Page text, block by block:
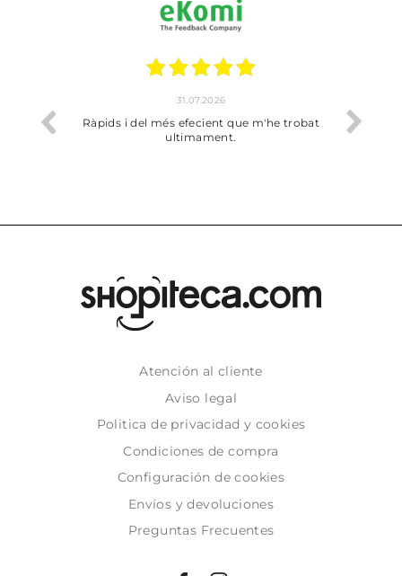
trobat
17.07.2026
Bien pero soy de Vilafranca y no me ha
dejado recoger en tienda
Atención al cliente
Aviso legal
Politica de privacidad y cookies
Condiciones de compra
Configuración de cookies
Envíos y devoluciones
Preguntas Frecuentes